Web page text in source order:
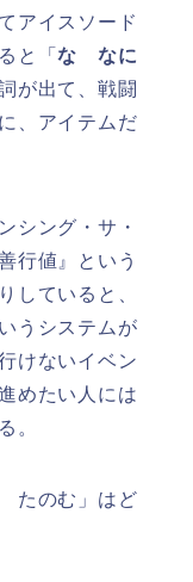
アイスソード
と「な なに
が出て、戦闘
、アイテムだ
シング・サ・
行値』という
していると、
うシステムが
けないイベン
めたい人には
。
たのむ」はど